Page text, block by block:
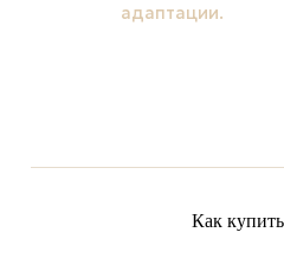
адаптации.
Как